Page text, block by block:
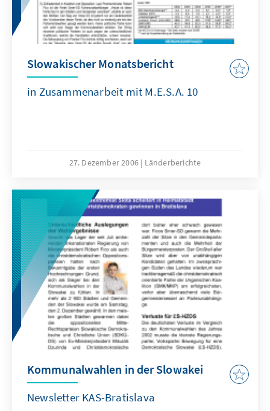
Slowakischer Monatsbericht
in Zusammenarbeit mit M.E.S.A. 10
27. Dezember 2006 Länderberichte
Kommunalwahlen in der Slowakei
Newsletter KAS-Bratislava